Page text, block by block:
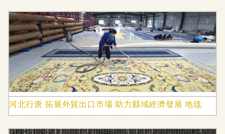
河北行唐 拓展外貿出口市場 助力縣域經濟發展 地毯